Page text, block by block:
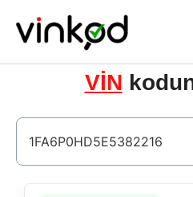
content
VİN